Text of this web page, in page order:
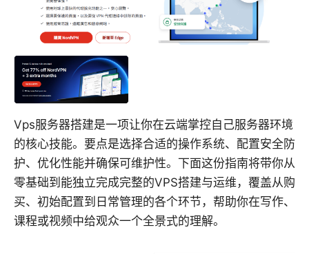
Vps服务器搭建是一项让你在云端掌控自己服务器环境
的核心技能。要点是选择合适的操作系统、配置安全防
护、优化性能并确保可维护性。下面这份指南将带你从
零基础到能独立完成完整的VPS搭建与运维，覆盖从购
买、初始配置到日常管理的各个环节，帮助你在写作、
课程或视频中给观众一个全景式的理解。